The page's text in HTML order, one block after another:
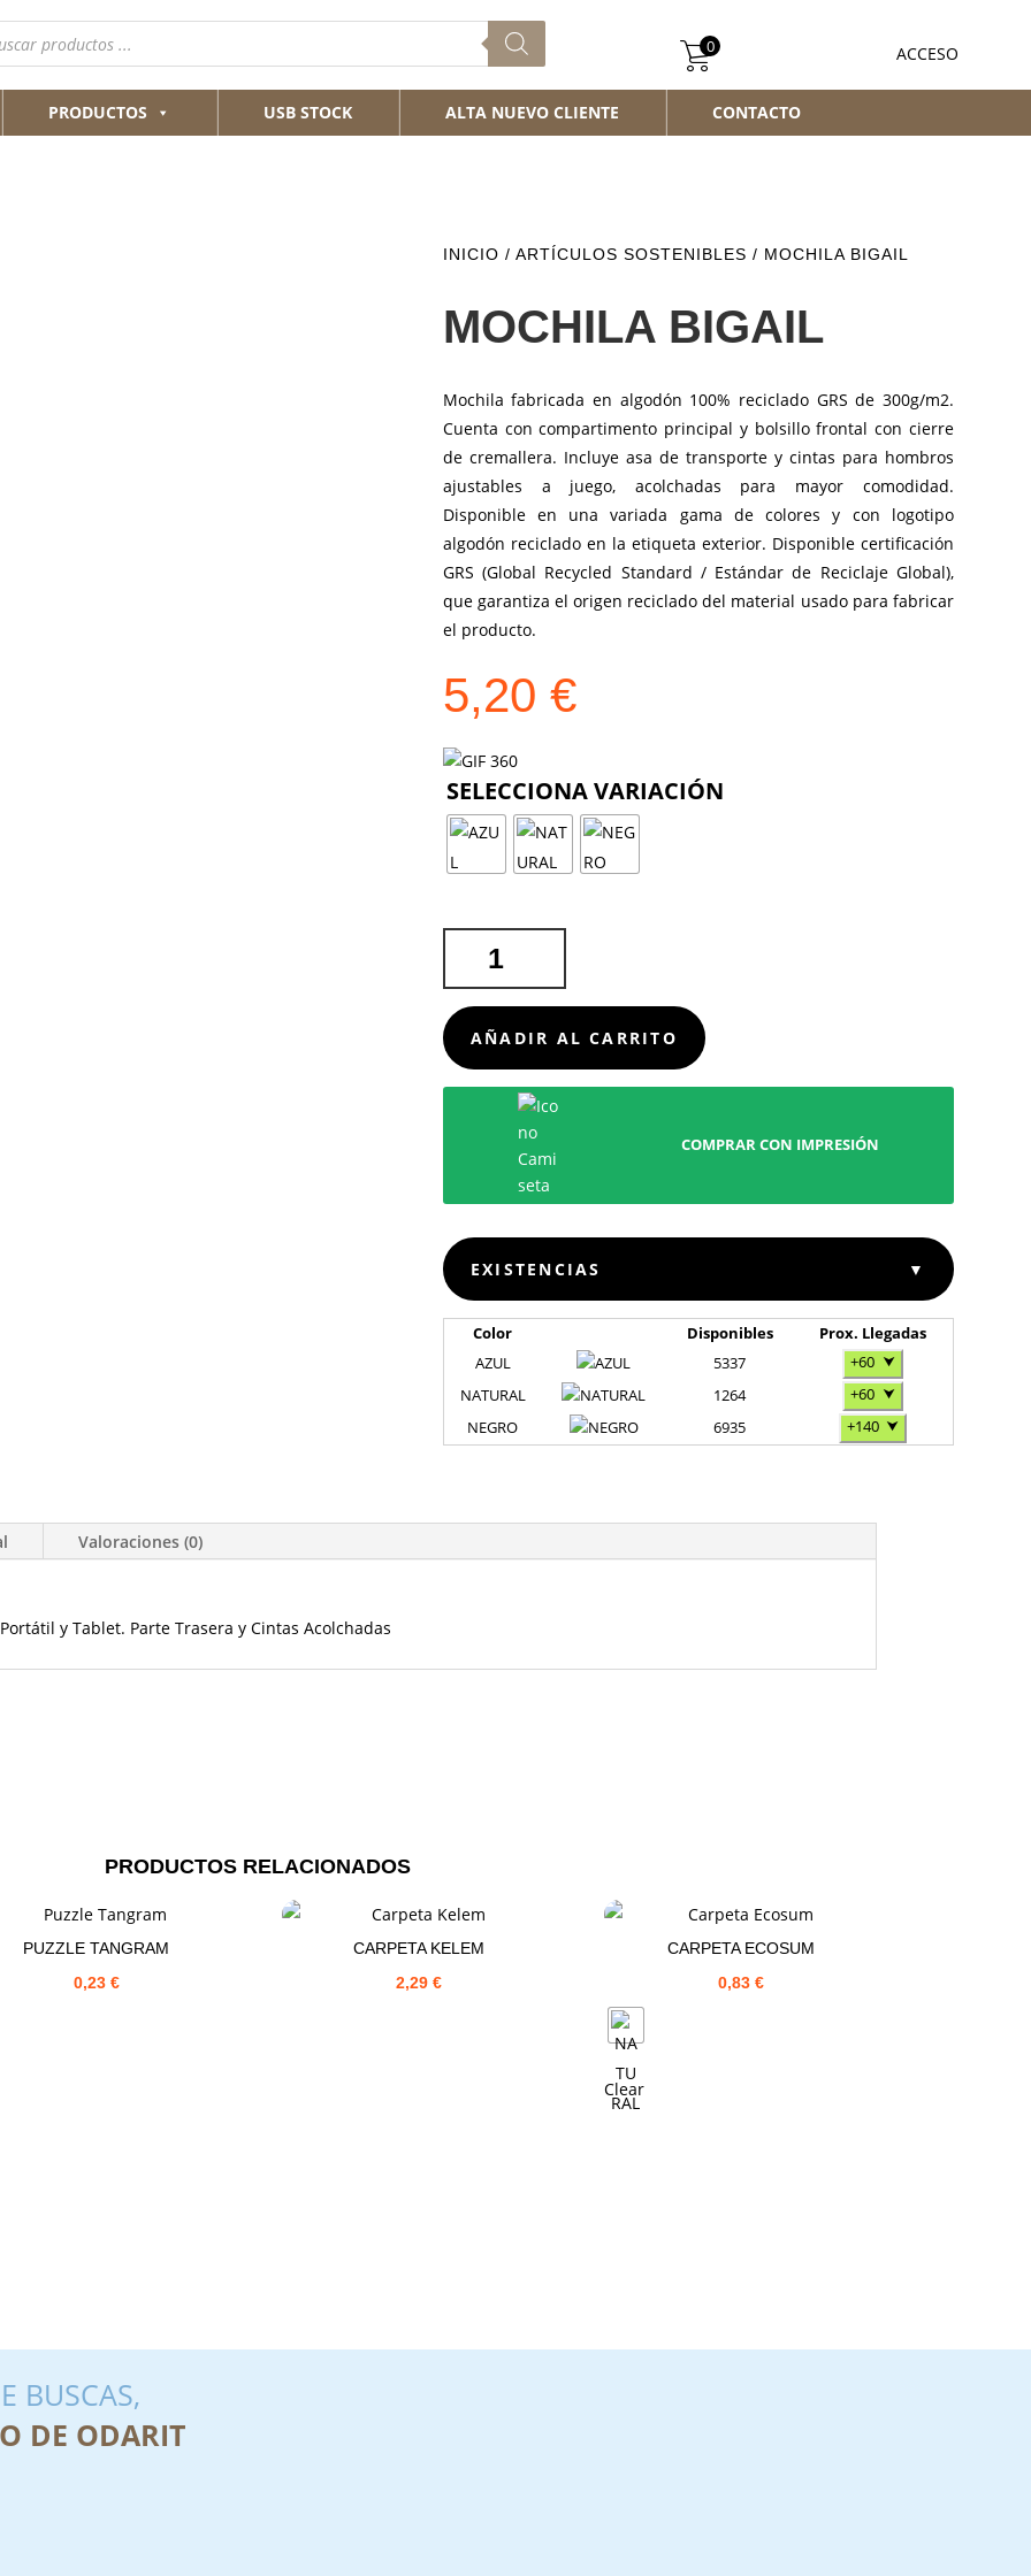
ACCESO
0
PRODUCTOS USB STOCK ALTA NUEVO CLIENTE CONTACTO
INICIO / ARTÍCULOS SOSTENIBLES / MOCHILA BIGAIL
MOCHILA BIGAIL
Mochila fabricada en algodón 100% reciclado GRS de 300g/m2.
Cuenta con compartimento principal y bolsillo frontal con cierre
de cremallera. Incluye asa de transporte y cintas para hombros
ajustables a juego, acolchadas para mayor comodidad.
Disponible en una variada gama de colores y con logotipo
algodón reciclado en la etiqueta exterior. Disponible certificación
GRS (Global Recycled Standard / Estándar de Reciclaje Global),
que garantiza el origen reciclado del material usado para fabricar
el producto.
5,20 €
BIGAIL
CANTIDAD
AÑADIR AL CARRITO
COMPRAR CON IMPRESIÓN
EXISTENCIAS ▼
Color Disponibles
Prox. Llegadas
AZUL
5337 +60 ⮟
NATURAL
1264 +60 ⮟
NEGRO
6935 +140 ⮟
Valoraciones (0)
y Tablet. Parte Trasera y Cintas Acolchadas
PRODUCTOS RELACIONADOS
PUZZLE TANGRAM
0,23 €
CARPETA KELEM
2,29€
CARPETA ECOSUM
0,83€
Clear
BUSCAS,
DE ODARIT